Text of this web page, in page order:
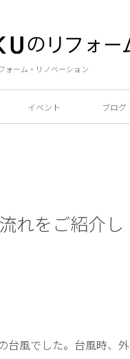
ォーム・リノベーション
イベント ブログ
れをご紹介し
台風でした。台風時、外